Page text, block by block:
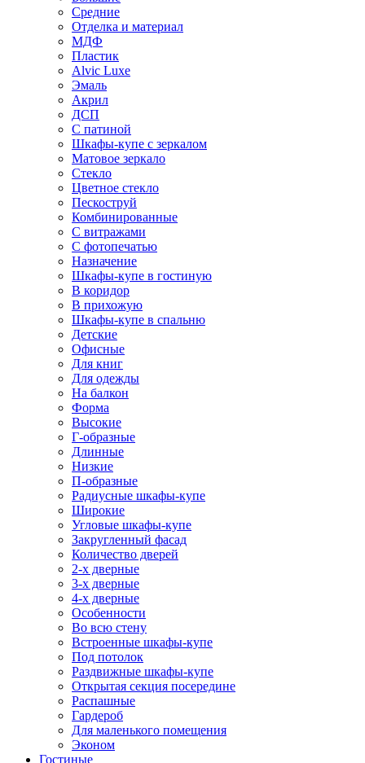
Средние
Отделка и материал
МДФ
Пластик
Alvic Luxe
Эмаль
Акрил
ДСП
С патиной
Шкафы-купе с зеркалом
Матовое зеркало
Стекло
Цветное стекло
Пескоструй
Комбинированные
С витражами
С фотопечатью
Назначение
Шкафы-купе в гостиную
В коридор
В прихожую
Шкафы-купе в спальню
Детские
Офисные
Для книг
Для одежды
На балкон
Форма
Высокие
Г-образные
Длинные
Низкие
П-образные
Радиусные шкафы-купе
Широкие
Угловые шкафы-купе
Закругленный фасад
Количество дверей
2-х дверные
3-х дверные
4-х дверные
Особенности
Во всю стену
Встроенные шкафы-купе
Под потолок
Раздвижные шкафы-купе
Открытая секция посередине
Распашные
Гардероб
Для маленького помещения
Эконом
Гостиные